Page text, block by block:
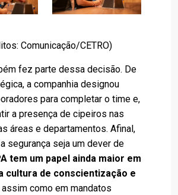
Comunicação/CETRO)
fez parte dessa decisão. De
a companhia designou
para completar o time e,
a presença de cipeiros nas
áreas e departamentos. Afinal,
segurança seja um dever de
tem um papel ainda maior em
cultura de conscientização e
assim como em mandatos